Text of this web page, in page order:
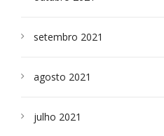
setembro 2021
agosto 2021
julho 2021